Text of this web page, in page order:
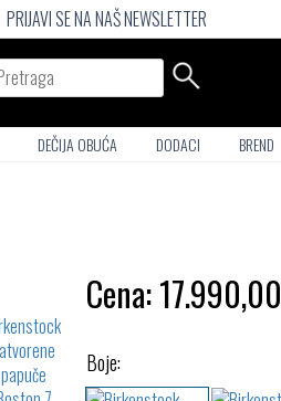
PRIJAVI SE NA NAŠ NEWSLETTER
DEČIJA OBUĆA DODACI BREND
Cena:17.990,00
Boje: